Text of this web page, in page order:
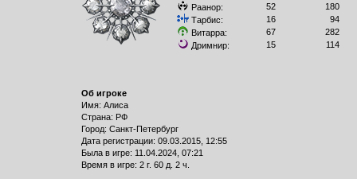
Раанор:
52
180
Тарбис:
16
94
Витарра:
67
282
Дримнир:
15 114
Об игроке
Имя: Алиса
Страна: РФ
Город: Санкт-Петербург
Дата регистрации: 09.03.2015, 12:55
Былa в игре: 11.04.2024, 07:21
Время в игре: 2 г. 60 д. 2 ч.